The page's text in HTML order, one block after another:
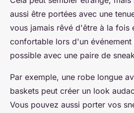
aussi être portées avec une
vous jamais rêvé d'être à la fois
confortable lors d'un événement
possible avec une paire de
Par exemple, une robe longue
baskets peut créer un look
Vous pouvez aussi porter vos